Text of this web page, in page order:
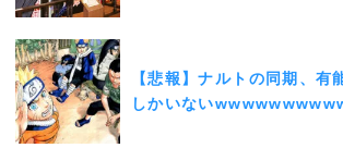
【悲報】ナルトの同期、有
しかいない